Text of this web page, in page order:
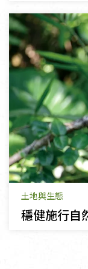
土地與生態
穩健施行自